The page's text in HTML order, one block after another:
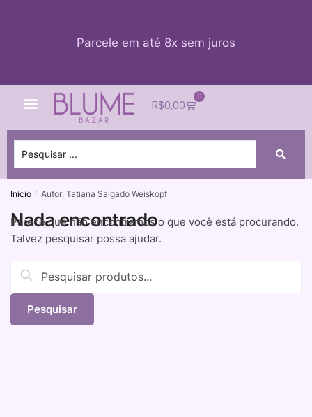
Parcele em até 8x sem juros
R$0,00
0
Início / Autor: Tatiana Salgado Weiskopf
Nada encontrado
Parece que não encontramos o que você está procurando.
Talvez pesquisar possa ajudar.